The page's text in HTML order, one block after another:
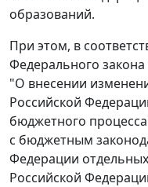
образований.
При этом, в
Федерального
"О внесении
Российской
бюджетного
с бюджетным
Федерации
Российской